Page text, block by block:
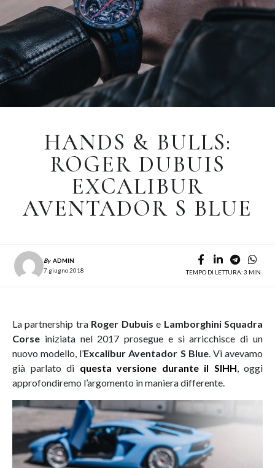
HANDS & BULLS:
ROGER DUBUIS
EXCALIBUR
AVENTADOR S BLUE
By ADMIN
7 giugno 2018
TEMPO DI LETTURA: 3 MIN
La partnership tra Roger Dubuis e Lamborghini Squadra
Corse iniziata nel 2017 prosegue e si arricchisce di un
nuovo modello, l’Excalibur Aventador S Blue. Vi avevamo
già parlato di questa versione durante il SIHH, oggi
approfondiremo l’argomento in maniera differente.